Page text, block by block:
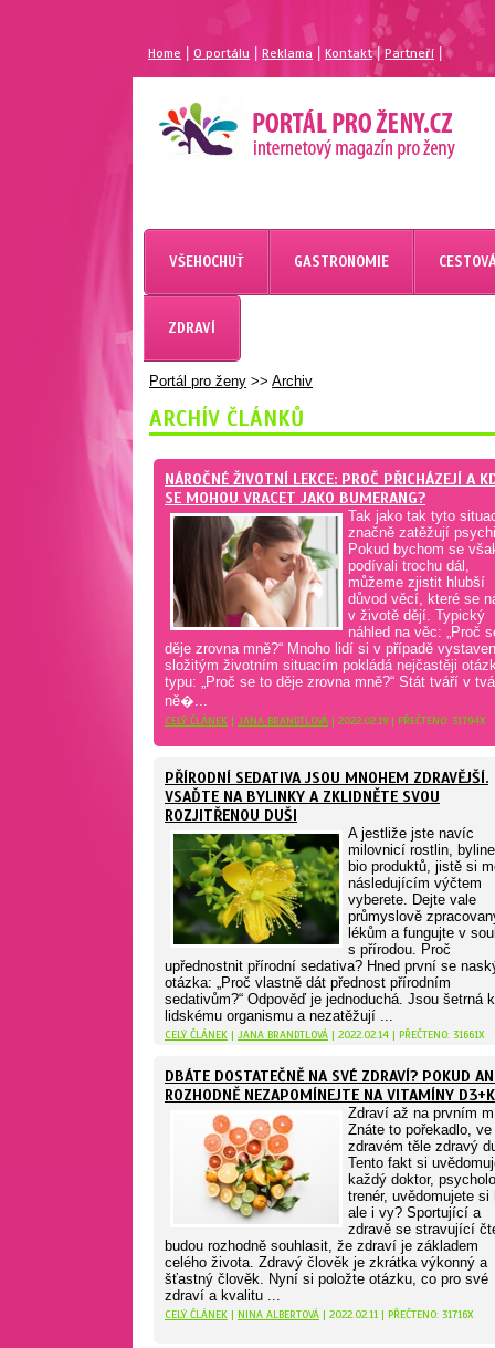
Home |O portálu Reklama Kontakt| Partneří
MAGAZÍN PRO ŽENY
PORTÁL PRO ŽENY.CZ
VŠEHOCHUŤ GASTRONOMIE
ZDRAVÍ
Portál pro ženy >> Archiv
ARCHÍV ČLÁNKŮ
NÁROČNÉ ŽIVOTNÍ LEKCE: PROČ PŘICHÁZEJÍ A
SE MOHOU VRACET JAKO BUMERANG?
Tak jako tak tyto
značně zatěžují
Pokud bychom se
podívali trochu dál,
můžeme zjistit hlubší
důvod věcí, které se
v životě dějí. Typický
náhled na věc: „Proč
děje zrovna mně?“ Mnoho lidí si v případě
složitým životním situacím pokládá nejčastěji
typu: „Proč se to děje zrovna mně?“ Stát tváří v
ně�...
CELÝ ČLÁNEK | JANA BRANDTLOVÁ | 2022.02.19 | PŘEČTENO: 31794X
PŘÍRODNÍ SEDATIVA JSOU MNOHEM ZDRAVĚJŠÍ.
VSAĎTE NA BYLINKY A ZKLIDNĚTE SVOU
ROZJITŘENOU DUŠI
A jestliže jste navíc
milovnicí rostlin,
bio produktů, jistě si
následujícím výčtem
vyberete. Dejte vale
průmyslově
lékům a fungujte v
s přírodou. Proč
upřednostnit přírodní sedativa? Hned první se
otázka: „Proč vlastně dát přednost přírodním
sedativům?“ Odpověď je jednoduchá. Jsou šetrná k
lidskému organismu a nezatěžují ...
CELÝ ČLÁNEK | JANA BRANDTLOVÁ | 2022.02.14 | PŘEČTENO: 31661X
DBÁTE DOSTATEČNĚ NA SVÉ ZDRAVÍ? POKUD
ROZHODNĚ NEZAPOMÍNEJTE NA VITAMÍNY
Zdraví až na prvním
Znáte to pořekadlo, ve
zdravém těle zdravý
Tento fakt si
každý doktor,
trenér, uvědomujete si
ale i vy? Sportující a
zdravě se stravující
budou rozhodně souhlasit, že zdraví je základem
celého života. Zdravý člověk je zkrátka výkonný a
šťastný člověk. Nyní si položte otázku, co pro své
zdraví a kvalitu ...
CELÝ ČLÁNEK | NINA ALBERTOVÁ | 2022.02.11 | PŘEČTENO: 31716X